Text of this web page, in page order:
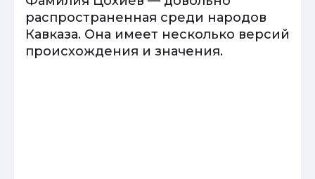
распространенная среди народов
Кавказа. Она имеет несколько версий
происхождения и значения.